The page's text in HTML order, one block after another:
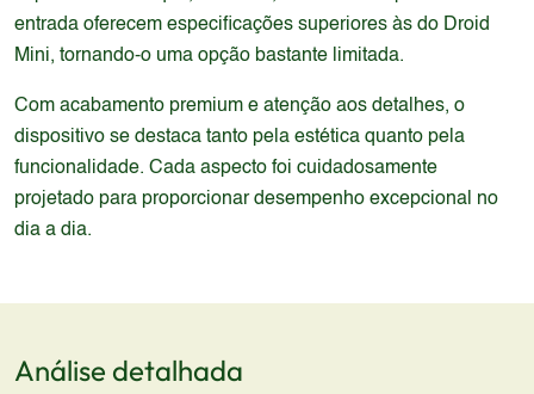
entrada oferecem especificações superiores às do Droid
Mini, tornando-o uma opção bastante limitada.
Com acabamento premium e atenção aos detalhes, o
dispositivo se destaca tanto pela estética quanto pela
funcionalidade. Cada aspecto foi cuidadosamente
projetado para proporcionar desempenho excepcional no
dia a dia.
Análise detalhada